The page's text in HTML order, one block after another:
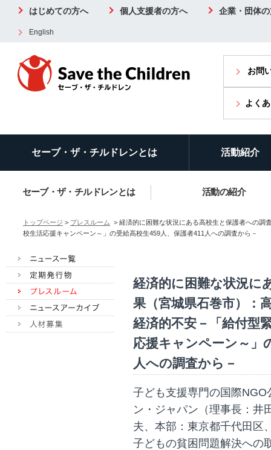
はじめての方へ 個人支援者の方へ 企業・団体
English
お問
よく
セーブ・ザ・チルドレンとは 活動紹介
セーブ・ザ・チルドレンとは 活動の紹介
トップページ > プレスルーム > 経済的に困難な状況にある高校生と保護者への調
校生活応援キャンペーン～」の受給高校生459人、保護者411人への調査から－
経済的に困難な状況に
果（宮城県石巻市）：
経済的不安－「給付型
応援キャンペーン～」
人への調査から－
子ども支援専門の国際
ン・ジャパン（理事長：井
夫、本部：東京都千代田区
子どもの貧困問題解決への